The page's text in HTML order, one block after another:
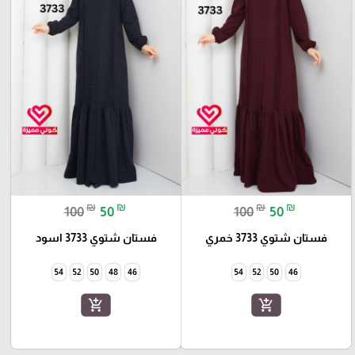
100₪ 50 ₪
فستان شتوي 3733 خمري
46
50
52
54
add_shopping_cart
100₪ 50 ₪
فستان شتوي 3733 اسود
46
48
50
52
54
add_shopping_cart